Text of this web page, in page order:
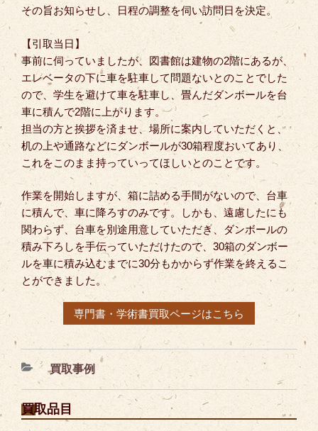
その旨お知らせし、日程の調整を伺い訪問日を決定。
【引取当日】
事前に伺っていましたが、図書館は建物の2階にあるが、
エレベータの下に車を駐車して問題ないとのことでした
ので、学生を避けて車を駐車し、畳んだダンボールを台
車に積んで2階に上がります。
担当の方と挨拶を済ませ、場所に案内していただくと、
机の上や通路などにダンボールが30箱程度おいてあり、
これをこのまま持っていってほしいとのことです。
作業を開始しますが、箱に詰める手間がないので、台車
に積んで、車に降ろすのみです。しかも、遠慮したにも
関わらず、台車を別途用意していただき、ダンボールの
積み下ろしを手伝っていただけたので、30箱のダンボー
ルを車に積み込むまでに30分もかからず作業を終えるこ
とができました。
専門書・学術書買取ページはこちら
カ
テ
ゴ
リ
買取事例
買取品目